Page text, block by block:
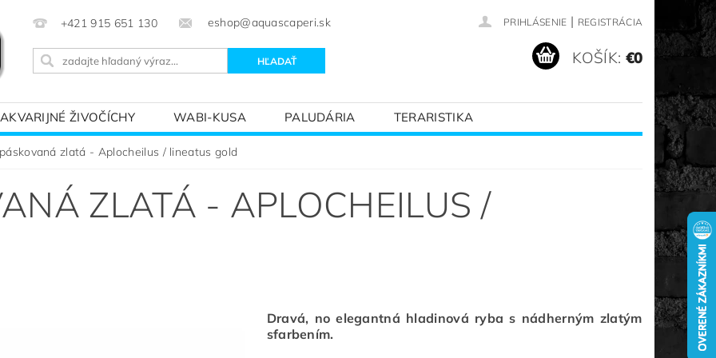
+421 915 651 130 eshop@aquascaperi.sk PRIHLÁSENIE | REGISTRÁCIA
KOŠÍK: €0
AKVARIJNÉ ŽIVOČÍCHY WABI-KUSA PALUDÁRIA
TERARISTIKA
SVETOM – ZÁKLADY AKVARISTIKY
zlatá - Aplocheilus / lineatus gold
ZLATÁ - APLOCHEILUS /
Dravá, no elegantná hladinová ryba s nádherným zlatým
sfarbením.